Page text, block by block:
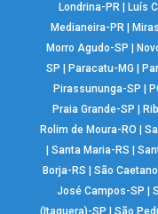
Londrina-PR| Luís
Medianeira-PR
Morro Agudo-SP
SP
Paracatu-MG
Pirassununga-SP
Praia Grande-SP
Rolim de Moura-RO
|Santa Maria-RS |
Borja-RS
|São
José Campos-SP
|